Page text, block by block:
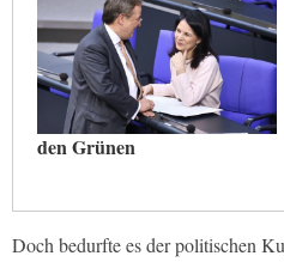
den Grünen
Doch bedurfte es der politischen